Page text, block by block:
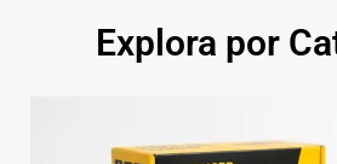
Explora por